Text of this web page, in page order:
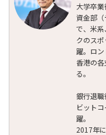
大学卒
資金部
で、米
クのス
躍。ロン
香港の
る。
銀行退職
ビット
躍。
2017年